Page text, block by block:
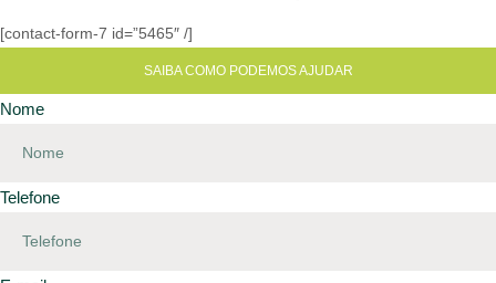
[contact-form-7 id=”5465″ /]
SAIBA COMO PODEMOS AJUDAR
Nome
Telefone